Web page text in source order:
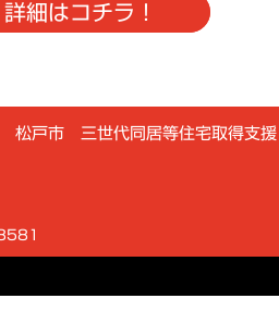
詳細はコチラ！
松戸市 三世代同居等住宅取得支援